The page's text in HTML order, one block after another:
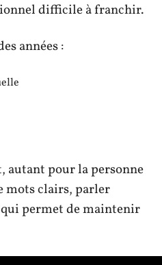
difficile à franchir.
années :
autant pour la personne
mots clairs, parler
permet de maintenir